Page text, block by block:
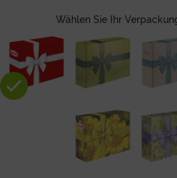
Wählen Sie Ihr